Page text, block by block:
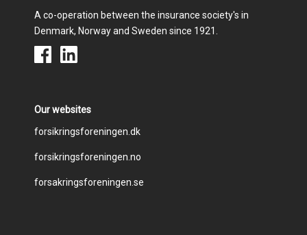
A co-operation between the insurance society's in
Denmark, Norway and Sweden since 1921.
Our websites
Footer
menu
forsikringsforeningen.dk
forsikringsforeningen.no
forsakringsforeningen.se